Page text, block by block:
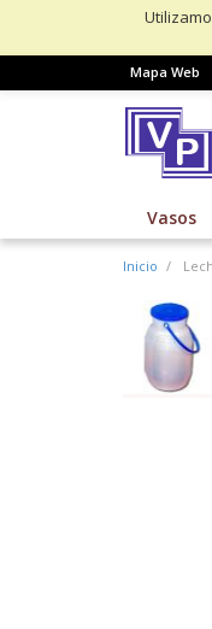
Mapa Web
Vasos
Inicio